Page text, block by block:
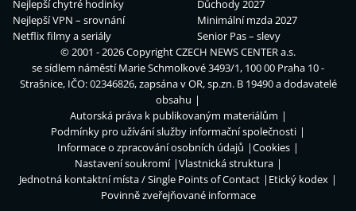
Nejlepší chytré hodinky
Nejlepší VPN – srovnání
Netflix filmy a seriály
Důchody 2027
Minimální mzda 2027
Senior Pas – slevy
© 2001 - 2026 CopyrightCZECH NEWS CENTER a.s.
se sídlem náměstí Marie Schmolkové 3493/1, 100 00 Praha 10 -
Strašnice, IČO: 02346826, zapsána v OR, sp.zn. B 19490 a dodavatelé
obsahu
Autorská práva k publikovaným materiálům
Podmínky pro užívání služby informační společnosti
Informace o zpracování osobních údajů
Cookies
Nastavení soukromí
Vlastnická struktura
Jednotná kontaktní místa / Single Points of Contact
Etický kodex
Povinně zveřejňované informace